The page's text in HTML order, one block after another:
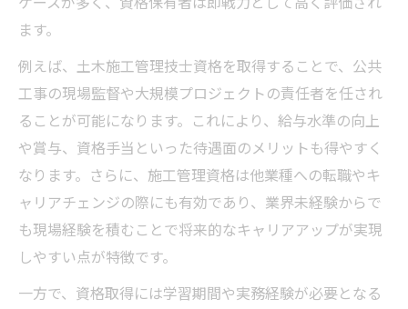
ます。
例えば、土木施工管理技士資格を取得することで、公共
工事の現場監督や大規模プロジェクトの責任者を任され
ることが可能になります。これにより、給与水準の向上
や賞与、資格手当といった待遇面のメリットも得やすく
なります。さらに、施工管理資格は他業種への転職やキ
ャリアチェンジの際にも有効であり、業界未経験からで
も現場経験を積むことで将来的なキャリアアップが実現
しやすい点が特徴です。
一方で、資格取得には学習期間や実務経験が必要となる